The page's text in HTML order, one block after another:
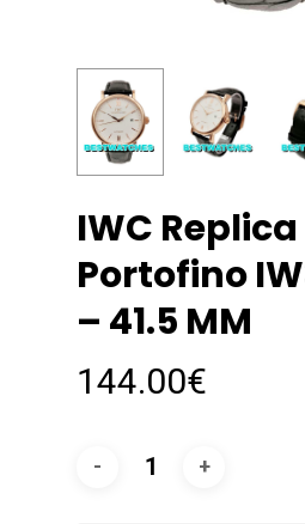
IWC
Portofino
– 41.5 MM
144.00€